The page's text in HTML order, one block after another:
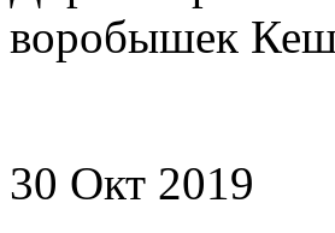
воробышек
30 Окт 2019